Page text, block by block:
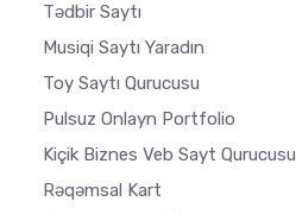
Tədbir Saytı
Musiqi Saytı Yaradın
Toy Saytı Qurucusu
Pulsuz Onlayn Portfolio
Kiçik Biznes Veb Sayt Qurucusu
Rəqəmsal Kart